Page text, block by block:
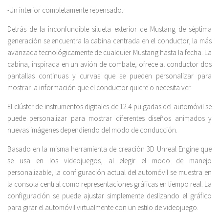
-Un interior completamente repensado.
Detrás de la inconfundible silueta exterior de Mustang de séptima
generación se encuentra la cabina centrada en el conductor, la más
avanzada tecnológicamente de cualquier Mustang hasta la fecha. La
cabina, inspirada en un avión de combate, ofrece al conductor dos
pantallas continuas y curvas que se pueden personalizar para
mostrar la información que el conductor quiere o necesita ver.
El clúster de instrumentos digitales de 12.4 pulgadas del automóvil se
puede personalizar para mostrar diferentes diseños animados y
nuevas imágenes dependiendo del modo de conducción.
Basado en la misma herramienta de creación 3D Unreal Engine que
se usa en los videojuegos, al elegir el modo de manejo
personalizable, la configuración actual del automóvil se muestra en
la consola central como representaciones gráficas en tiempo real. La
configuración se puede ajustar simplemente deslizando el gráfico
para girar el automóvil virtualmente con un estilo de videojuego.